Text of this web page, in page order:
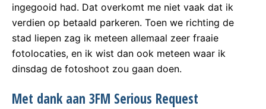
ingegooid had. Dat overkomt me niet vaak dat ik
verdien op betaald parkeren. Toen we richting de
stad liepen zag ik meteen allemaal zeer fraaie
fotolocaties, en ik wist dan ook meteen waar ik
dinsdag de fotoshoot zou gaan doen.
Met dank aan 3FM Serious Request